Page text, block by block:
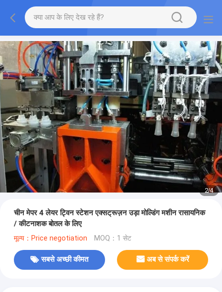
2/4
चीन मेपर 4 लेयर ट्विन स्टेशन एक्सट्रूज़न उड़ा मोल्डिंग मशीन रासायनिक
/ कीटनाशक बोतल के लिए
मूल्य：Price negotiation MOQ：1 सेट
सबसे अच्छी कीमत अब से संपर्क करें